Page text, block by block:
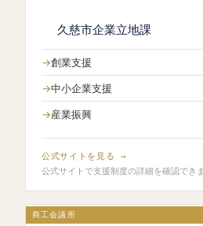
久慈市企業立地課
創業支援
中小企業支援
産業振興
公式サイトを見る →
公式サイトで支援制度の詳細を確認でき
商工会議所